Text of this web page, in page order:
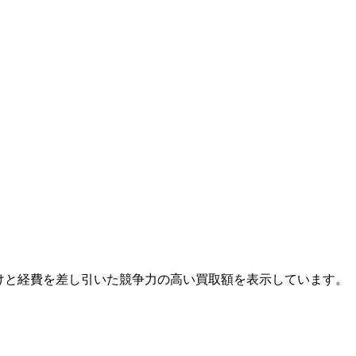
経費を差し引いた競争力の高い買取額を表示しています。